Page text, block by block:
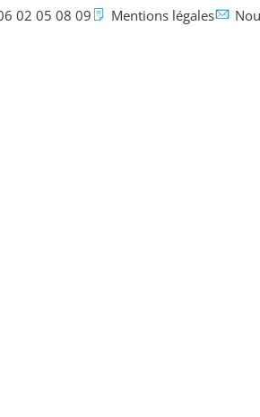
02 05 08 09 Mentions légales